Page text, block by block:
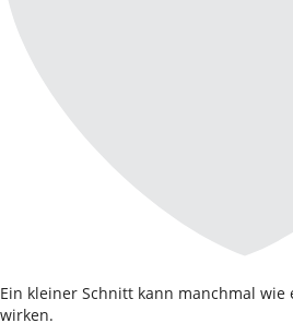
Ein kleiner Schnitt kann manchmal
wirken.